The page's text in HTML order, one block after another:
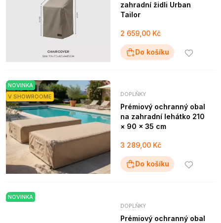
zahradní židli Urban
Tailor
2 659,00 Kč
Do košíku
NOVINKA
V SHOWROOME
DOPLŇKY
Prémiový ochranný obal
na zahradní lehátko 210
× 90 × 35 cm
3 289,00 Kč
Do košíku
NOVINKA
DOPLŇKY
Prémiový ochranný obal